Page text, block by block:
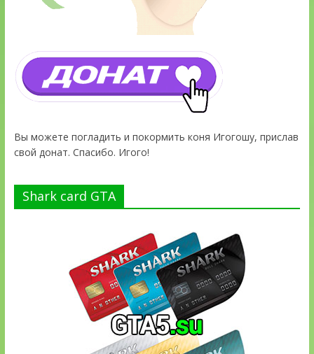
Вы можете погладить и покормить коня Игогошу, прислав
свой донат. Спасибо. Игого!
Shark card GTA